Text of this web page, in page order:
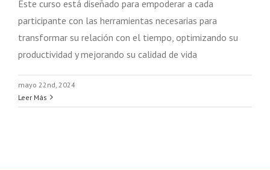
Este curso está diseñado para empoderar a cada
participante con las herramientas necesarias para
transformar su relación con el tiempo, optimizando su
productividad y mejorando su calidad de vida
mayo 22nd, 2024
Leer Más